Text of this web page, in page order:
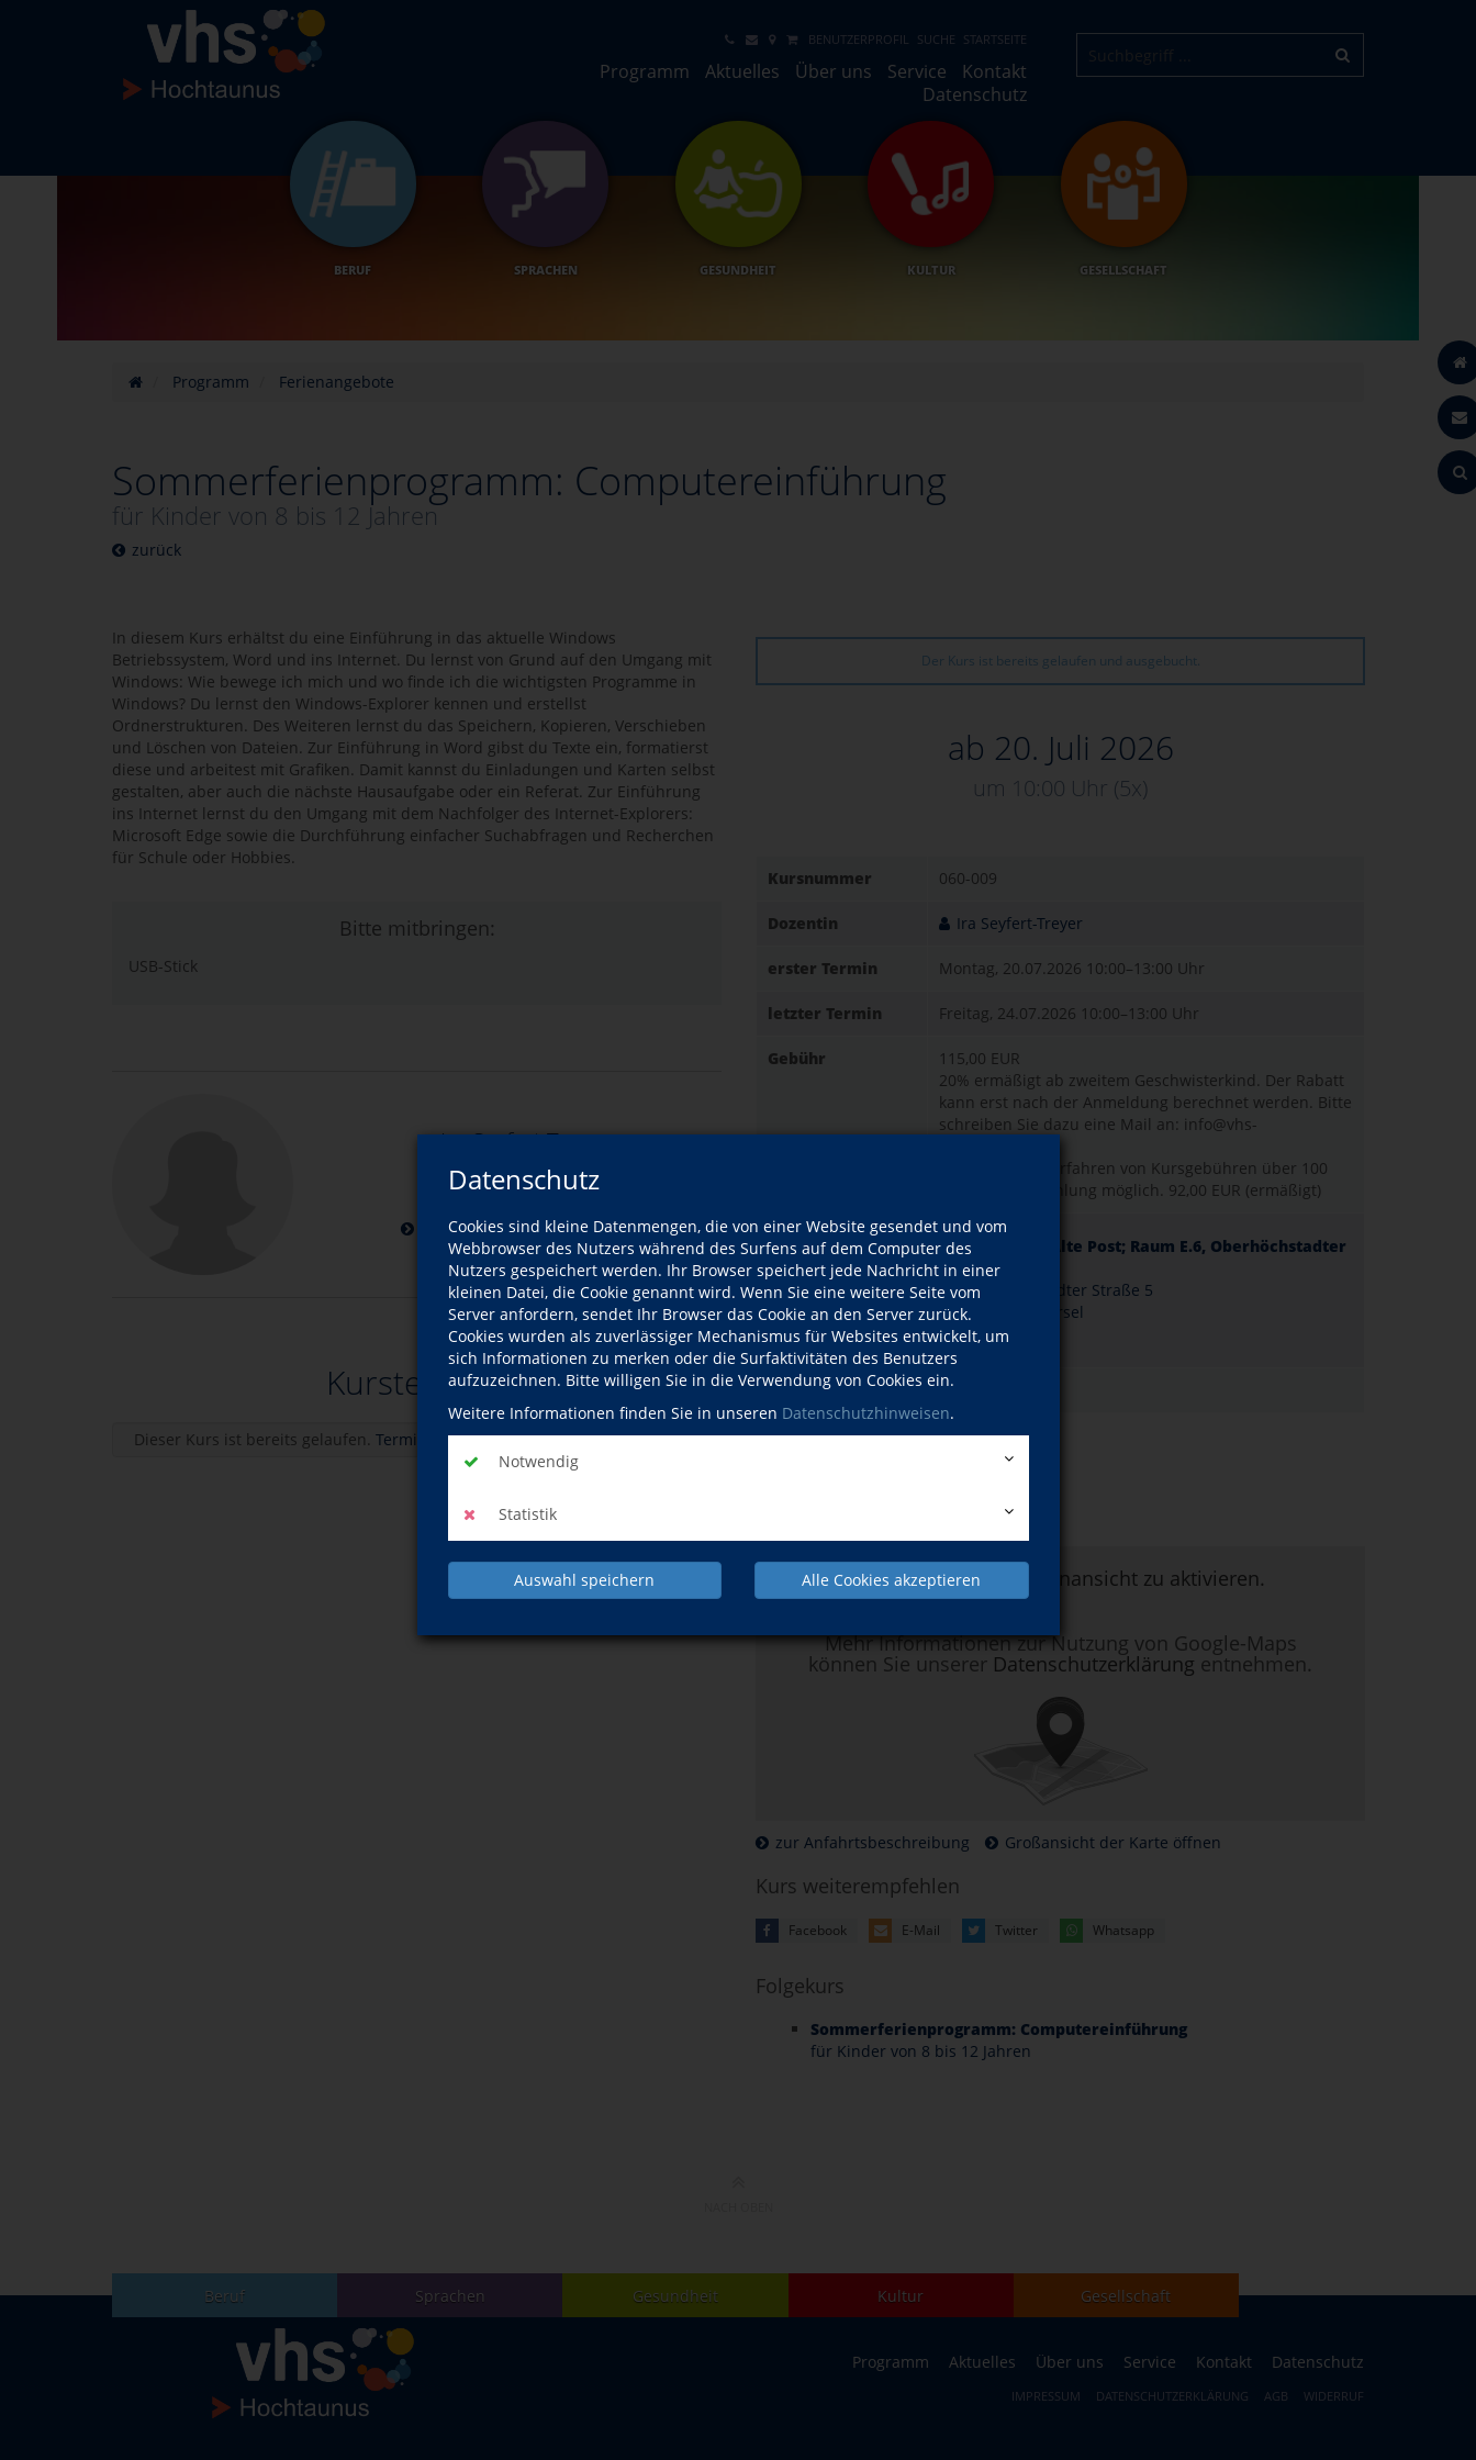
Datenschutz
Cookies sind kleine Datenmengen, die von einer Website gesendet und vom
Webbrowser des Nutzers während des Surfens auf dem Computer des
Nutzers gespeichert werden. Ihr Browser speichert jede Nachricht in einer
kleinen Datei, die Cookie genannt wird. Wenn Sie eine weitere Seite vom
Server anfordern, sendet Ihr Browser das Cookie an den Server zurück.
Cookies wurden als zuverlässiger Mechanismus für Websites entwickelt, um
sich Informationen zu merken oder die Surfaktivitäten des Benutzers
aufzuzeichnen. Bitte willigen Sie in die Verwendung von Cookies ein.
Weitere Informationen finden Sie in unseren Datenschutzhinweisen.
Notwendig
Statistik
Auswahl speichern Alle Cookies akzeptieren
BENUTZERPROFIL SUCHE STARTSEITE
Programm Aktuelles Über uns Service
Kontakt
Datenschutz
BERUF SPRACHEN GESUNDHEIT KULTUR GESELLSCHAFT
Programm Ferienangebote
Sommerferienprogramm: Computereinführung
für Kinder von 8 bis 12 Jahren
zurück
Der Kurs ist bereits gelaufen und ausgebucht.
ab 20. Juli 2026
um 10:00 Uhr (5x)
Kursnummer 060-009
Dozentin Ira Seyfert-Treyer
erster Termin Montag, 20.07.2026 10:00–13:00 Uhr
letzter Termin Freitag, 24.07.2026 10:00–13:00 Uhr
Gebühr
115,00 EUR
20% ermäßigt ab zweitem Geschwisterkind. Der Rabatt
kann erst nach der Anmeldung berechnet werden. Bitte
schreiben Sie dazu eine Mail an: info@vhs-
Bei Lastschriftverfahren von Kursgebühren über 100
EUR ist Ratenzahlung möglich. 92,00 EUR (ermäßigt)
Ort
Oberursel; Alte Post; Raum E.6, Oberhöchstadter
Straße 5
Oberhöchstadter Straße 5
61440 Oberursel
Raum E.6
Altersbeschränkung 8 bis 12 Jahre
Hier klicken, um Kartenansicht zu aktivieren.
Mehr Informationen zur Nutzung von Google-Maps
können Sie unserer Datenschutzerklärung entnehmen.
zur Anfahrtsbeschreibung Großansicht der Karte öffnen
Kurs weiterempfehlen
Facebook E-Mail Twitter Whatsapp
Folgekurs
Sommerferienprogramm: Computereinführung
für Kinder von 8 bis 12 Jahren
In diesem Kurs erhältst du eine Einführung in das aktuelle Windows
Betriebssystem, Word und ins Internet. Du lernst von Grund auf den Umgang mit
Windows: Wie bewege ich mich und wo finde ich die wichtigsten Programme in
Windows? Du lernst den Windows-Explorer kennen und erstellst
Ordnerstrukturen. Des Weiteren lernst du das Speichern, Kopieren, Verschieben
und Löschen von Dateien. Zur Einführung in Word gibst du Texte ein, formatierst
diese und arbeitest mit Grafiken. Damit kannst du Einladungen und Karten selbst
gestalten, aber auch die nächste Hausaufgabe oder ein Referat. Zur Einführung
ins Internet lernst du den Umgang mit dem Nachfolger des Internet-Explorers:
Microsoft Edge sowie die Durchführung einfacher Suchabfragen und Recherchen
für Schule oder Hobbies.
Bitte mitbringen:
USB-Stick
Ira Seyfert-Treyer
Dozentin
weitere Kurse dieser Dozentin
Kurstermine
Dieser Kurs ist bereits gelaufen. Termine einblenden.
Beruf Sprachen Gesundheit Kultur Gesellschaft
Programm Aktuelles Über uns Service Kontakt Datenschutz
IMPRESSUM DATENSCHUTZERKLÄRUNG AGB WIDERRUF